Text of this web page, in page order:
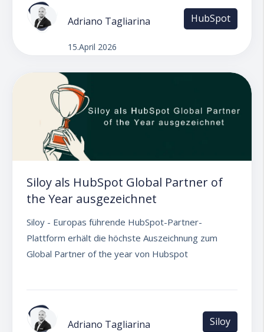
Adriano Tagliarina
15.April 2026
HubSpot
Siloy als HubSpot Global Partner of
the Year ausgezeichnet
Siloy - Europas führende HubSpot-Partner-
Plattform erhält die höchste Auszeichnung zum
Global Partner of the year von Hubspot
Adriano Tagliarina Siloy